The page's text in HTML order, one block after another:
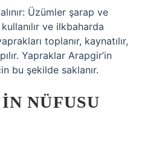
Üzümler şarap ve
ve ilkbaharda
toplanır, kaynatılır,
Yapraklar Arapgir’in
bu şekilde saklanır.
NÜFUSU